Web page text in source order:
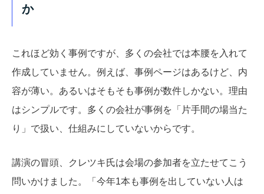
か
これほど効く事例ですが、多くの会社では本腰を入れて
作成していません。例えば、事例ページはあるけど、内
容が薄い。あるいはそもそも事例が数件しかない。理由
はシンプルです。多くの会社が事例を「片手間の場当た
り」で扱い、仕組みにしていないからです。
講演の冒頭、クレツキ氏は会場の参加者を立たせてこう
問いかけました。「今年1本も事例を出していない人は